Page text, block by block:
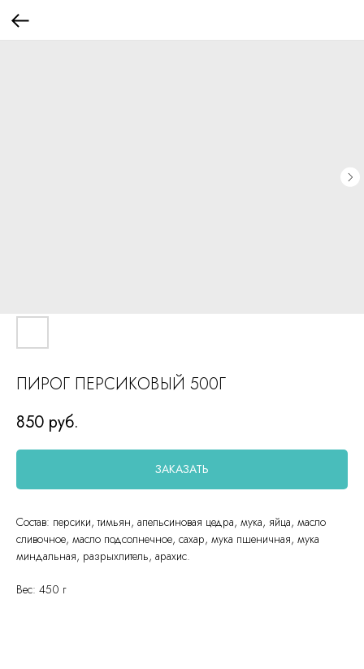
ПИРОГ ПЕРСИКОВЫЙ 500Г
850 руб.
ЗАКАЗАТЬ
Состав: персики, тимьян, апельсиновая цедра, мука, яйца, масло
сливочное, масло подсолнечное, сахар, мука пшеничная, мука
миндальная, разрыхлитель, арахис.
Вес: 450 г